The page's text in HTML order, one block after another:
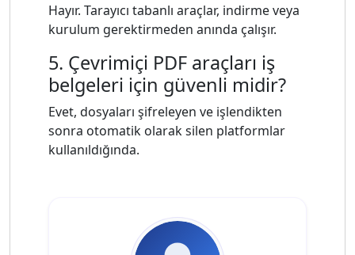
Hayır. Tarayıcı tabanlı araçlar, indirme veya
kurulum gerektirmeden anında çalışır.
5. Çevrimiçi PDF araçları iş
belgeleri için güvenli midir?
Evet, dosyaları şifreleyen ve işlendikten
sonra otomatik olarak silen platformlar
kullanıldığında.